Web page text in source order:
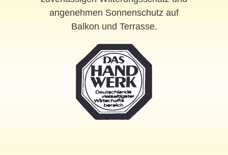
angenehmen Sonnenschutz auf
Balkon und Terrasse.